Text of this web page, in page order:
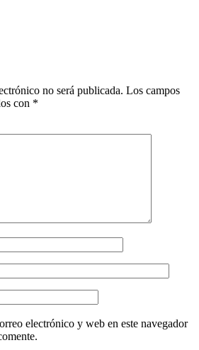
no será publicada. Los campos
con *
electrónico y web en este navegador